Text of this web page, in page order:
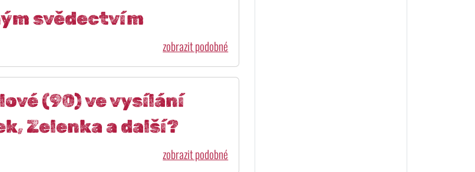
svědectvím
zobrazit podobné
(90) ve vysílání
Zelenka a další?
zobrazit podobné